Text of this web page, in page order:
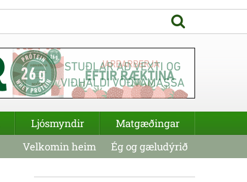
Ljósmyndir
Matgæðingar
Velkomin heim Ég og gæludýrið